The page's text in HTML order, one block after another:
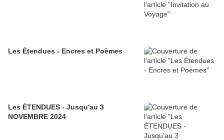
Les Étendues - Encres et Poèmes
Les ÉTENDUES - Jusqu'au 3
NOVEMBRE 2024